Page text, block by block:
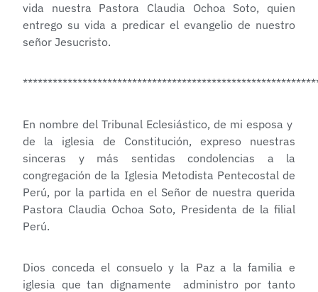
vida nuestra Pastora Claudia Ochoa Soto, quien
entrego su vida a predicar el evangelio de nuestro
señor Jesucristo.
En nombre del Tribunal Eclesiástico, de mi esposa y
de la iglesia de Constitución, expreso nuestras
sinceras y más sentidas condolencias a la
congregación de la Iglesia Metodista Pentecostal de
Perú, por la partida en el Señor de nuestra querida
Pastora Claudia Ochoa Soto, Presidenta de la filial
Perú.
Dios conceda el consuelo y la Paz a la familia e
iglesia que tan dignamente administro por tanto